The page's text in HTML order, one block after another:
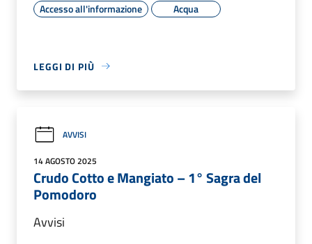
Accesso all'informazione Acqua
LEGGI DI PIÙ
AVVISI
14 AGOSTO 2025
Crudo Cotto e Mangiato – 1° Sagra del
Pomodoro
Avvisi